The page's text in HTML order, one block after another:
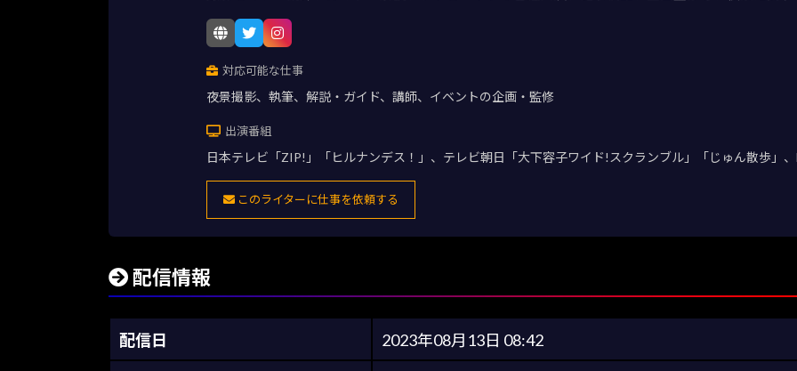
対応可能な仕事
夜景撮影、執筆、解説・ガイド、講師、イベントの企画・監修
出演番組
日本テレビ「ZIP!」「ヒルナンデス！」、テレビ朝日「大下容子ワイド!スクランブル」「じゅん散歩」
このライターに仕事を依頼する
配信情報
配信日 2023年08月13日 08:42